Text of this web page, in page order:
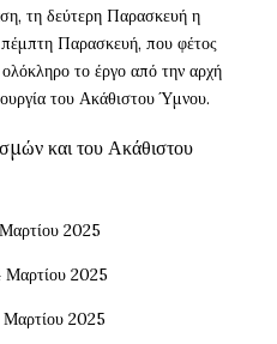
τη δεύτερη Παρασκευή η
Παρασκευή, που φέτος
το έργο από την αρχή
του Ακάθιστου Ύμνου.
και του Ακάθιστου
2025
Μαρτίου 2025
Μαρτίου 2025